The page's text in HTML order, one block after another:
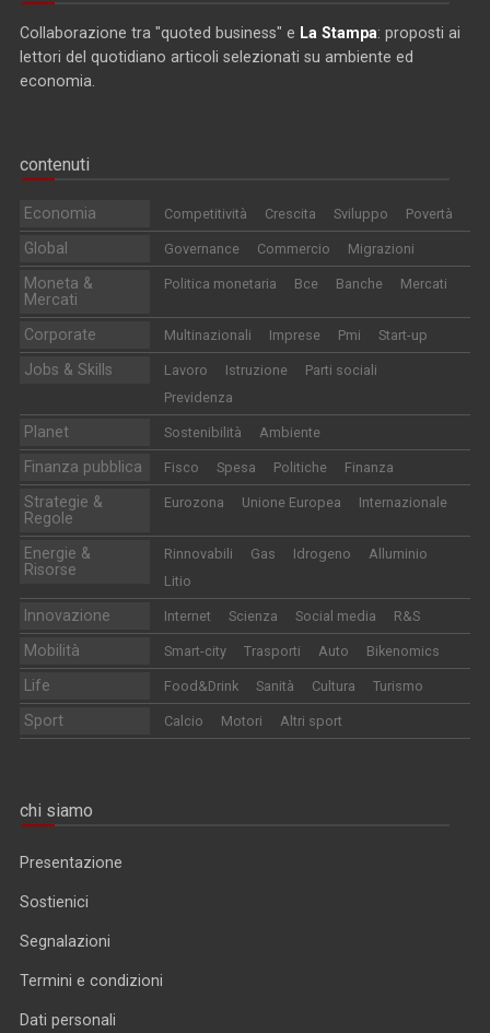
Collaborazione tra "quoted business" e La Stampa: proposti ai
lettori del quotidiano articoli selezionati su ambiente ed
economia.
contenuti
Economia Competitività Crescita Sviluppo Povertà
Global Governance Commercio Migrazioni
Moneta &
Mercati
Politica monetaria Bce Banche Mercati
Corporate Multinazionali Imprese Pmi Start-up
Jobs & Skills Lavoro Istruzione
Parti sociali
Previdenza
Planet Sostenibilità Ambiente
Finanza pubblica Fisco Spesa Politiche Finanza
Strategie &
Regole
Eurozona Unione Europea Internazionale
Energie &
Risorse
Rinnovabili Gas Idrogeno
Alluminio
Litio
Innovazione Internet Scienza Social media R&S
Mobilità Smart-city Trasporti Auto Bikenomics
Life Food&Drink Sanità Cultura Turismo
Sport Calcio Motori Altri sport
chi siamo
Presentazione
Sostienici
Segnalazioni
Termini e condizioni
Dati personali